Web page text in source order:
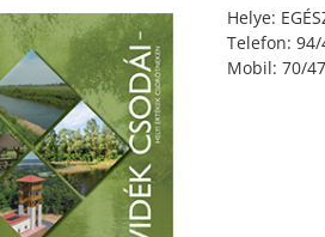
Helye:
Telefon:
Mobil: 70/